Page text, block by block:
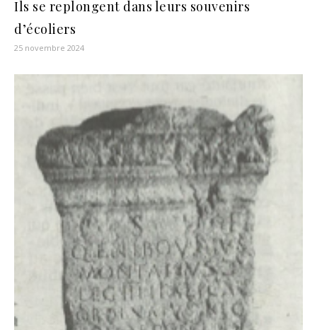
Ils se replongent dans leurs souvenirs
d’écoliers
25 novembre 2024